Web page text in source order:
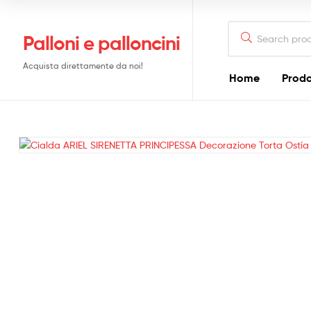
Palloni e palloncini
Acquista direttamente da noi!
for:
Home